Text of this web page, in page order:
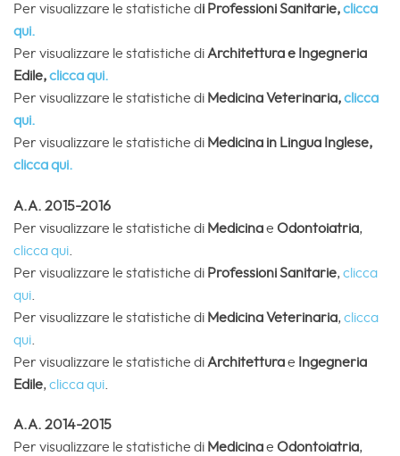
Per visualizzare le statistiche di Professioni Sanitarie,clicca
qui.
Per visualizzare le statistiche di Architetturae Ingegneria
Edile,clicca qui.
Per visualizzare le statistiche di Medicina Veterinaria,clicca
qui.
Per visualizzare le statistiche di Medicina in Lingua Inglese,
clicca qui.
A.A. 2015-2016
Per visualizzare le statistiche di Medicinae Odontoiatria,
clicca qui
Per visualizzare le statistiche di Professioni Sanitarie, clicca
qui
Per visualizzare le statistiche di MedicinaVeterinaria, clicca
qui
Per visualizzare le statistiche di Architetturae Ingegneria
Edile, clicca qui
A.A. 2014-2015
Per visualizzare le statistiche di Medicinae Odontoiatria,